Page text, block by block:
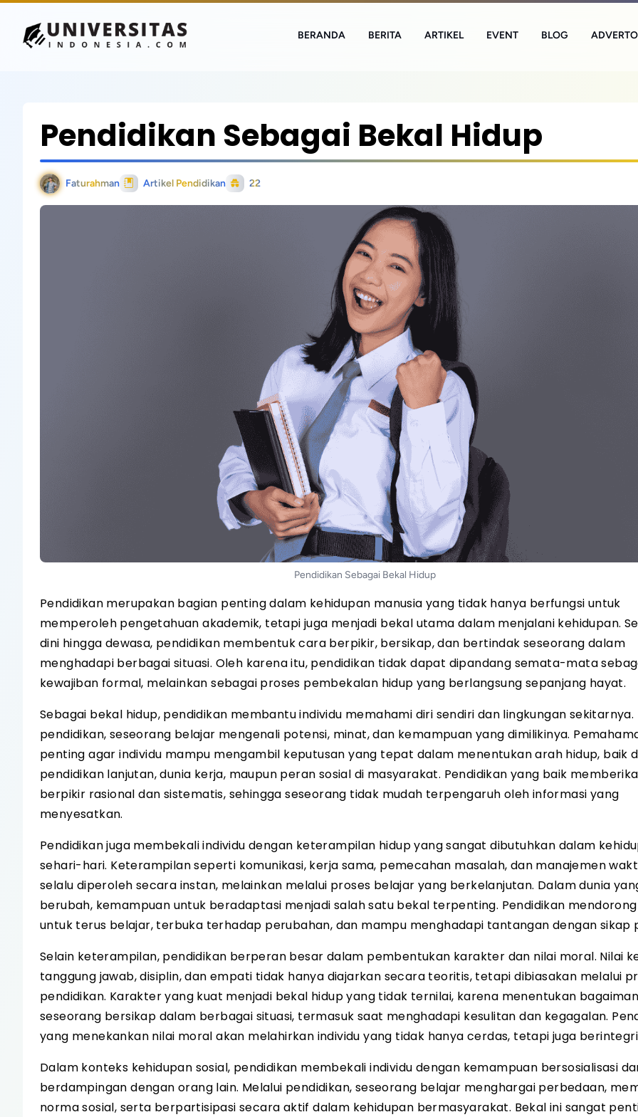
BERANDA BERITA ARTIKEL EVENT BLOG
Pendidikan Sebagai Bekal Hidup
Faturahman Artikel Pendidikan 22
Pendidikan Sebagai Bekal Hidup
Pendidikan merupakan bagian penting dalam kehidupan manusia yang tidak hanya berfungsi untuk
memperoleh pengetahuan akademik, tetapi juga menjadi bekal utama dalam menjalani kehidupan.
dini hingga dewasa, pendidikan membentuk cara berpikir, bersikap, dan bertindak seseorang dalam
menghadapi berbagai situasi. Oleh karena itu, pendidikan tidak dapat dipandang semata-mata
kewajiban formal, melainkan sebagai proses pembekalan hidup yang berlangsung sepanjang hayat.
Sebagai bekal hidup, pendidikan membantu individu memahami diri sendiri dan lingkungan sekitarnya.
pendidikan, seseorang belajar mengenali potensi, minat, dan kemampuan yang dimilikinya.
penting agar individu mampu mengambil keputusan yang tepat dalam menentukan arah hidup, baik
pendidikan lanjutan, dunia kerja, maupun peran sosial di masyarakat. Pendidikan yang baik
berpikir rasional dan sistematis, sehingga seseorang tidak mudah terpengaruh oleh informasi yang
menyesatkan.
Pendidikan juga membekali individu dengan keterampilan hidup yang sangat dibutuhkan dalam
sehari-hari. Keterampilan seperti komunikasi, kerja sama, pemecahan masalah, dan manajemen
selalu diperoleh secara instan, melainkan melalui proses belajar yang berkelanjutan. Dalam dunia
berubah, kemampuan untuk beradaptasi menjadi salah satu bekal terpenting. Pendidikan
untuk terus belajar, terbuka terhadap perubahan, dan mampu menghadapi tantangan dengan sikap
Selain keterampilan, pendidikan berperan besar dalam pembentukan karakter dan nilai moral. Nilai
tanggung jawab, disiplin, dan empati tidak hanya diajarkan secara teoritis, tetapi dibiasakan melalui
pendidikan. Karakter yang kuat menjadi bekal hidup yang tidak ternilai, karena menentukan
seseorang bersikap dalam berbagai situasi, termasuk saat menghadapi kesulitan dan kegagalan.
yang menekankan nilai moral akan melahirkan individu yang tidak hanya cerdas, tetapi juga
Dalam konteks kehidupan sosial, pendidikan membekali individu dengan kemampuan bersosialisasi
berdampingan dengan orang lain. Melalui pendidikan, seseorang belajar menghargai perbedaan,
norma sosial, serta berpartisipasi secara aktif dalam kehidupan bermasyarakat. Bekal ini sangat